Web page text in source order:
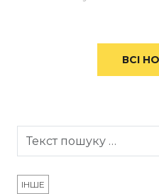
ВСІ
ІНШЕ